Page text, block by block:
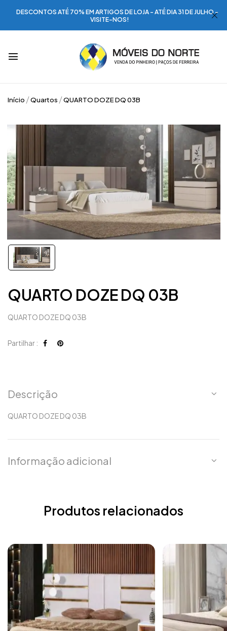
DESCONTOS ATÉ 70% EM ARTIGOS DE LOJA - ATÉ DIA 31 DE JULHO -
VISITE-NOS!
Início Quartos QUARTO DOZE DQ 03B
QUARTO DOZE DQ 03B
QUARTO DOZE DQ 03B
Partilhar :
Descrição
QUARTO DOZE DQ 03B
Informação adicional
Produtos relacionados